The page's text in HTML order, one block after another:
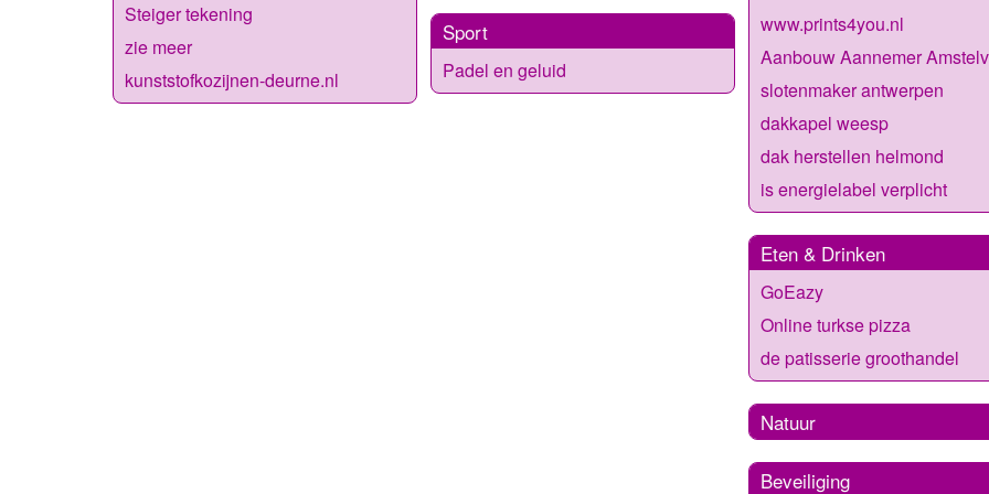
Steiger tekening
zie meer
kunststofkozijnen-deurne.nl
Sport
Padel en geluid
www.prints4you.nl
Aanbouw Aannemer
slotenmaker antwerpen
dakkapel weesp
dak herstellen helmond
is energielabel verplicht
Eten & Drinken
GoEazy
Online turkse pizza
de patisserie groothandel
Natuur
Beveiliging